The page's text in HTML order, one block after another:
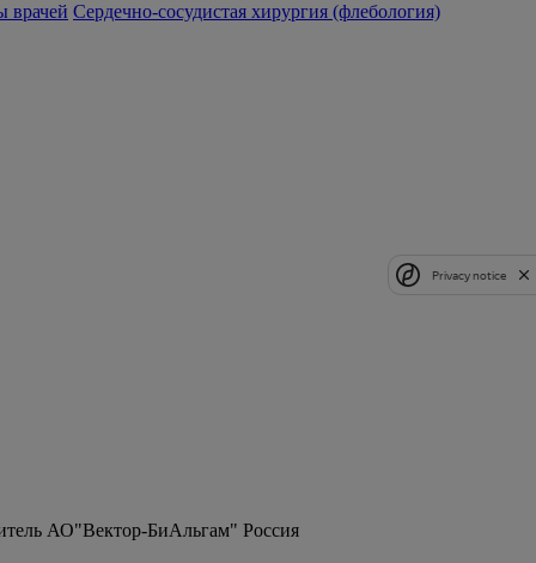
врачей Сердечно-сосудистая хирургия (флебология)
АО"Вектор-БиАльгам" Россия
Privacy notice